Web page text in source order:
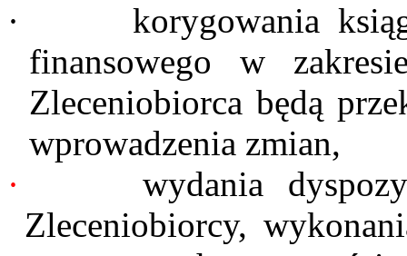
·
korygowania
finansowego w
Zleceniobiorca będą
wprowadzenia zmian,
·
wydania
Zleceniobiorcy,